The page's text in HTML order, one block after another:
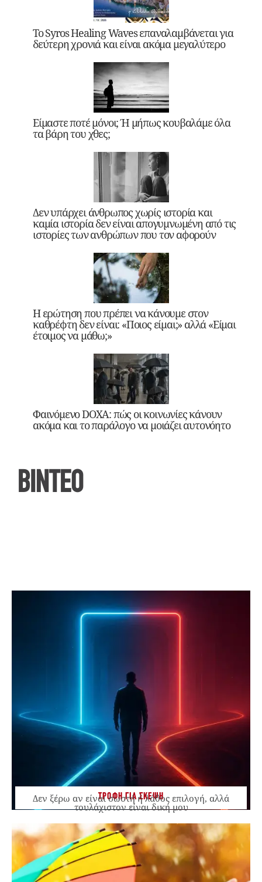
Το Syros Healing Waves επαναλαμβάνεται για
δεύτερη χρονιά και είναι ακόμα μεγαλύτερο
Είμαστε ποτέ μόνοι; Ή μήπως κουβαλάμε όλα
τα βάρη του χθες;
Δεν υπάρχει άνθρωπος χωρίς ιστορία και
καμία ιστορία δεν είναι απογυμνωμένη από τις
ιστορίες των ανθρώπων που τον αφορούν
Η ερώτηση που πρέπει να κάνουμε στον
καθρέφτη δεν είναι: «Ποιος είμαι;» αλλά «Είμαι
έτοιμος να μάθω;»
Φαινόμενο DOXA: πώς οι κοινωνίες κάνουν
ακόμα και το παράλογο να μοιάζει αυτονόητο
ΒΙΝΤΕΟ
ΤΡΟΦΗ ΓΙΑ ΣΚΕΨΗ
Δεν ξέρω αν είναι σωστή ή λάθος επιλογή, αλλά
τουλάχιστον είναι δική μου